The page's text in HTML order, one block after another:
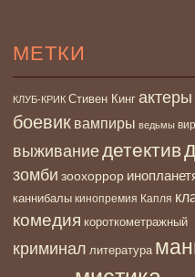
МЕТКИ
КЛУБ-КРИК Стивен Кинг актеры
боевик вампиры ведьмы
выживаниедетектив
зомби зоохоррор
каннибалы кинопремия Капля
комедия короткометражный
криминал литература